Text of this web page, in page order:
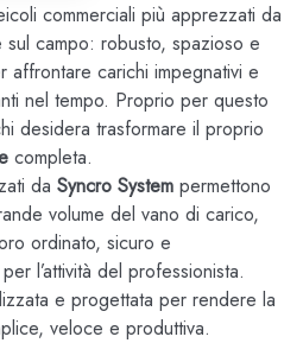
commerciali più apprezzati da
sul campo: robusto, spazioso e
carichi impegnativi e
nel tempo. Proprio per questo
desidera trasformare il proprio
completa.
da Syncro System permettono
volume del vano di carico,
ordinato, sicuro e
l’attività del professionista.
e progettata per rendere la
veloce e produttiva.